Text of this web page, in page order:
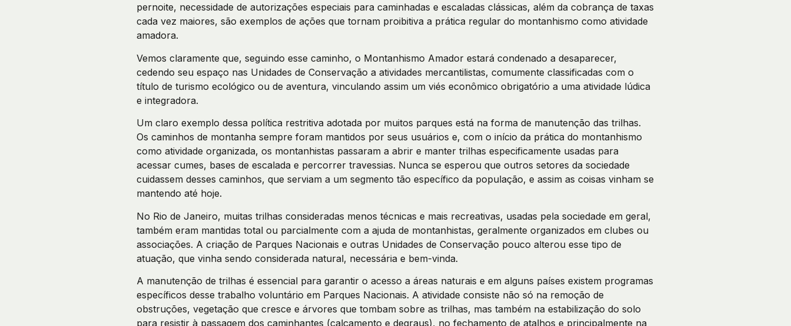
pernoite, necessidade de autorizações especiais para caminhadas e escaladas clássicas, além da cobrança de taxas
cada vez maiores, são exemplos de ações que tornam proibitiva a prática regular do montanhismo como atividade
amadora.
Vemos claramente que, seguindo esse caminho, o Montanhismo Amador estará condenado a desaparecer,
cedendo seu espaço nas Unidades de Conservação a atividades mercantilistas, comumente classificadas com o
título de turismo ecológico ou de aventura, vinculando assim um viés econômico obrigatório a uma atividade lúdica
e integradora.
Um claro exemplo dessa política restritiva adotada por muitos parques está na forma de manutenção das trilhas.
Os caminhos de montanha sempre foram mantidos por seus usuários e, com o início da prática do montanhismo
como atividade organizada, os montanhistas passaram a abrir e manter trilhas especificamente usadas para
acessar cumes, bases de escalada e percorrer travessias. Nunca se esperou que outros setores da sociedade
cuidassem desses caminhos, que serviam a um segmento tão específico da população, e assim as coisas vinham se
mantendo até hoje.
No Rio de Janeiro, muitas trilhas consideradas menos técnicas e mais recreativas, usadas pela sociedade em geral,
também eram mantidas total ou parcialmente com a ajuda de montanhistas, geralmente organizados em clubes ou
associações. A criação de Parques Nacionais e outras Unidades de Conservação pouco alterou esse tipo de
atuação, que vinha sendo considerada natural, necessária e bem-vinda.
A manutenção de trilhas é essencial para garantir o acesso a áreas naturais e em alguns países existem programas
específicos desse trabalho voluntário em Parques Nacionais. A atividade consiste não só na remoção de
obstruções, vegetação que cresce e árvores que tombam sobre as trilhas, mas também na estabilização do solo
para resistir à passagem dos caminhantes (calçamento e degraus), no fechamento de atalhos e principalmente na